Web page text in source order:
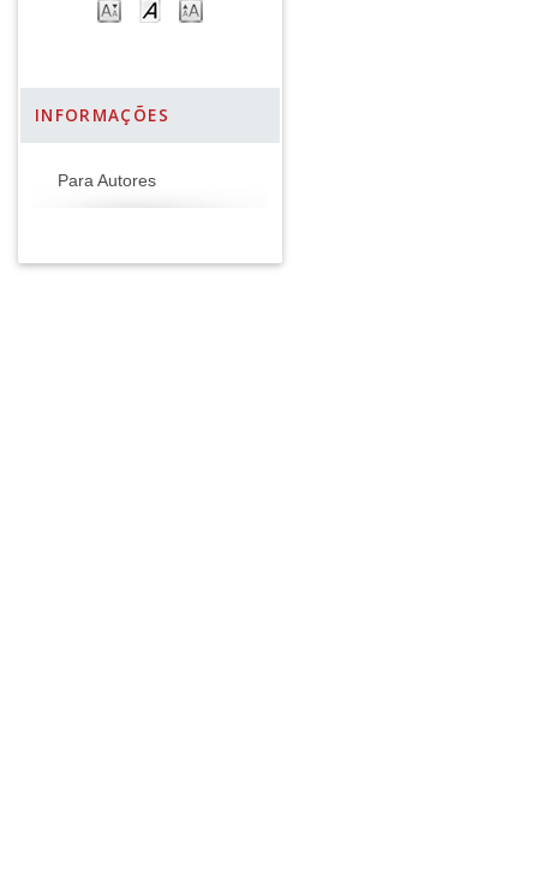
INFORMAÇÕES
Para Autores